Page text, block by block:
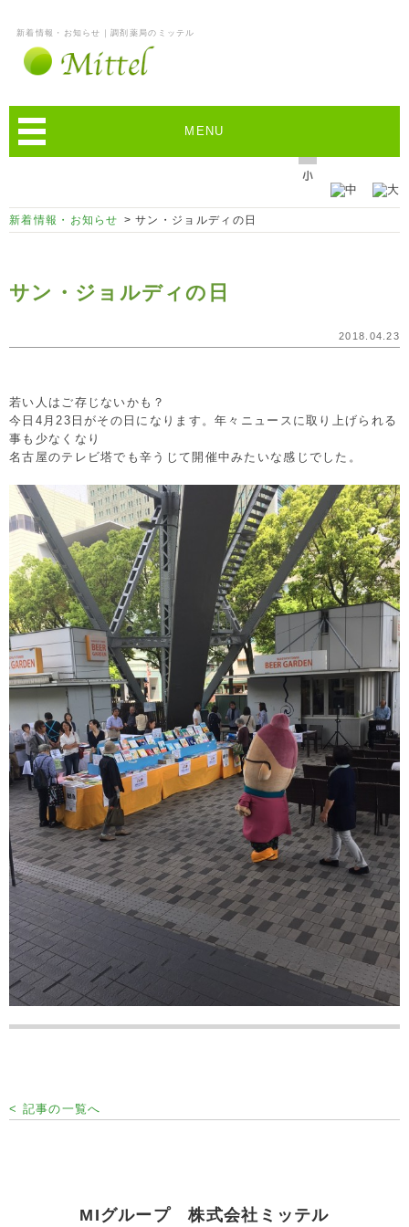
新着情報・お知らせ｜調剤薬局のミッテル
MENU
新着情報・お知らせ > サン・ジョルディの日
サン・ジョルディの日
2018.04.23
若い人はご存じないかも？
今日4月23日がその日になります。年々ニュースに取り上げられる
事も少なくなり
名古屋のテレビ塔でも辛うじて開催中みたいな感じでした。
< 記事の一覧へ
MIグループ 株式会社ミッテル